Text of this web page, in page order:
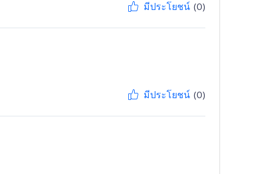
มีประโยชน์ (0)
มีประโยชน์ (0)